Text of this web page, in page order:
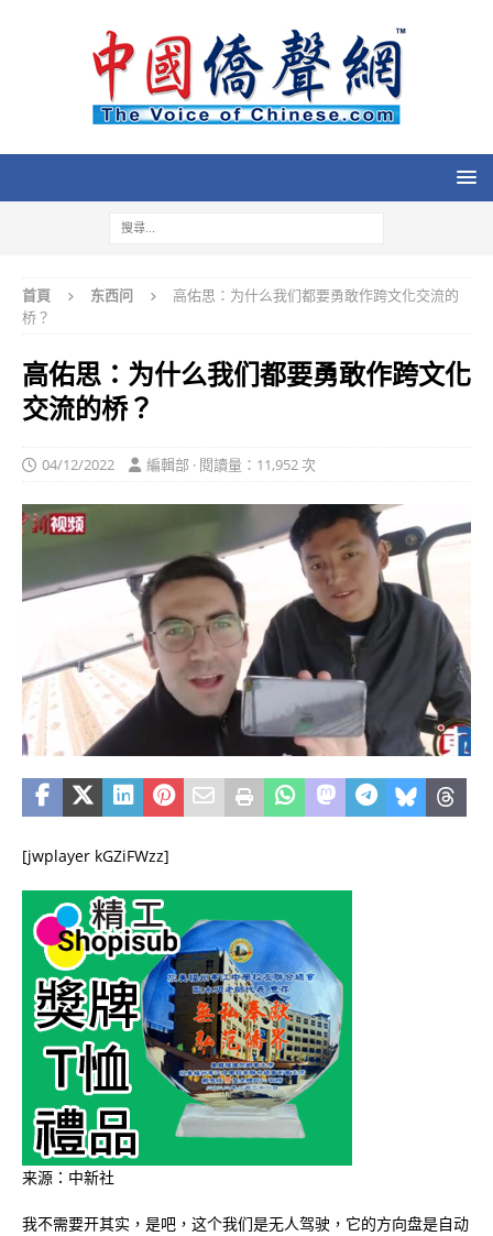
首頁 东西问
高佑思：为什么我们都要勇敢作跨文化交流的
桥？
高佑思：为什么我们都要勇敢作跨文化
交流的桥？
04/12/2022 編輯部 · 閱讀量：11,952 次
[jwplayer kGZiFWzz]
来源：中新社
我不需要开其实，是吧，这个我们是无人驾驶，它的方向盘是自动